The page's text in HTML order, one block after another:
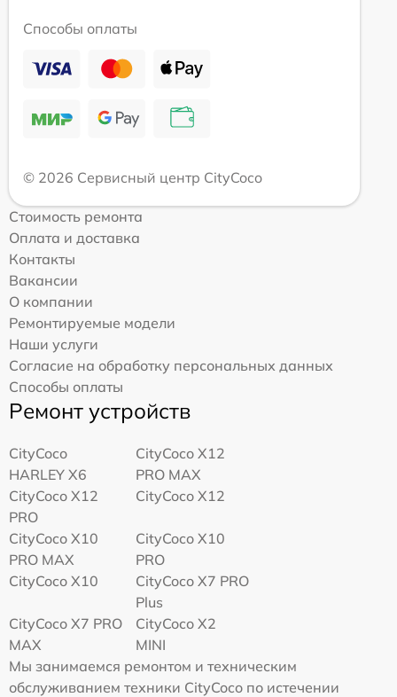
Способы оплаты
© 2026 Сервисный центр CityCoco
Стоимость ремонта
Оплата и доставка
Контакты
Вакансии
О компании
Ремонтируемые модели
Наши услуги
Согласие на обработку персональных данных
Способы оплаты
Ремонт устройств
CityCoco
HARLEY X6
CityCoco X12
PRO MAX
CityCoco X12
PRO
CityCoco X12
CityCoco X10
PRO MAX
CityCoco X10
PRO
CityCoco X10
CityCoco X7 PRO
Plus
CityCoco X7 PRO
MAX
CityCoco X2
MINI
Мы занимаемся ремонтом и техническим
обслуживанием техники CityCoco по истечении